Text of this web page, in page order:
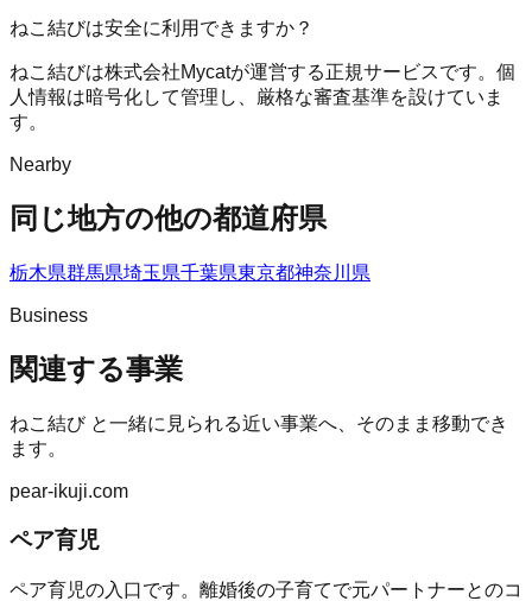
ねこ結びは安全に利用できますか？
ねこ結びは株式会社Mycatが運営する正規サービスです。個
人情報は暗号化して管理し、厳格な審査基準を設けていま
す。
Nearby
同じ地方の他の都道府県
栃木県群馬県埼玉県千葉県東京都神奈川県
Business
関連する事業
ねこ結びと一緒に見られる近い事業へ、そのまま移動でき
ます。
pear-ikuji.com
ペア育児
ペア育児の入口です。離婚後の子育てで元パートナーとのコ